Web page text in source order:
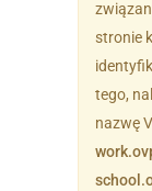
stronie
tego,
nazwę